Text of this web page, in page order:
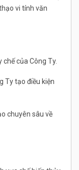
vi tính văn
của Công Ty.
Ty tạo điều kiện
chuyên sâu về